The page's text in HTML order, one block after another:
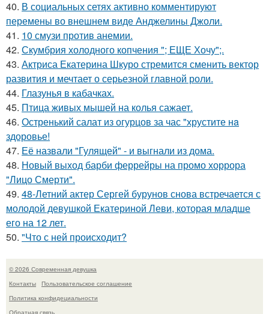
40. В социальных сетях активно комментируют
перемены во внешнем виде Анджелины Джоли.
41. 10 смузи против анемии.
42. Скумбрия холодного копчения "; ЕЩЕ Хочу";.
43. Актриса Екатерина Шкуро стремится сменить вектор
развития и мечтает о серьезной главной роли.
44. Глазунья в кабачках.
45. Птица живых мышей на колья сажает.
46. Остренький салат из огурцов за час "хрустите нa
здоровье!
47. Её назвали "Гулящей" - и выгнали из дома.
48. Новый выход барби феррейры на промо хоррора
"Лицо Смерти".
49. 48-Летний актер Сергей бурунов снова встречается с
молодой девушкой Екатериной Леви, которая младше
его на 12 лет.
50. "Что с ней происходит?
© 2026 Современная девушка
Контакты
Пользовательское соглашение
Политика конфидециальности
Обратная связь